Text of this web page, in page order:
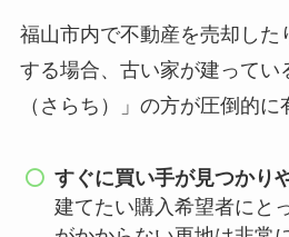
福山市内で不動産を売却した
する場合、古い家が建ってい
（さらち）」の方が圧倒的に
すぐに買い手が見つかり
建てたい購入希望者にと